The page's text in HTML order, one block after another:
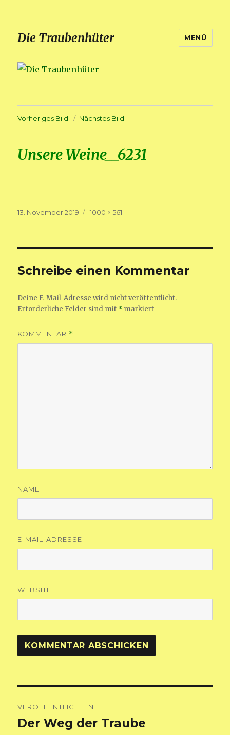
Die Traubenhüter MENÜ
Vorheriges Bild Nächstes Bild
Unsere Weine__6231
Veröffentlicht
13. November 2019
Volle
1000 × 561
Schreibe einen Kommentar
Deine E-Mail-Adresse wird nicht veröffentlicht.
Erforderliche Felder sind mit * markiert
KOMMENTAR *
NAME
E-MAIL-ADRESSE
WEBSITE
VERÖFFENTLICHT IN
Der Weg der Traube